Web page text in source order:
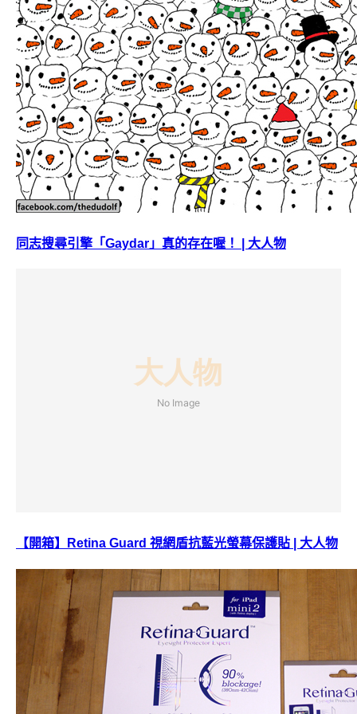
同志搜尋引擎「Gaydar」真的存在喔！ | 大人物
【開箱】Retina Guard 視網盾抗藍光螢幕保護貼 | 大人物